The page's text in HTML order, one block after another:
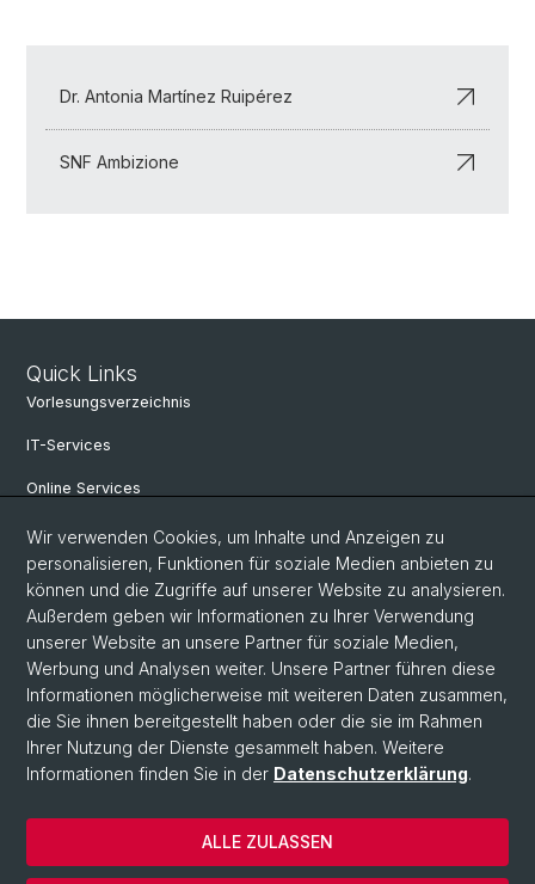
Dr. Antonia Martínez Ruipérez
SNF Ambizione
Quick Links
Vorlesungsverzeichnis
IT-Services
Online Services
Personensuche
Veranstaltungen
Stellenangebote
Archiv eikones NFS Bildkritik 2005 - 2017
© Universität Basel
Datenschutzerklärung
Philosophisch-Historische Fakultät
Wir verwenden Cookies, um Inhalte und Anzeigen zu
personalisieren, Funktionen für soziale Medien anbieten zu
können und die Zugriffe auf unserer Website zu analysieren.
Außerdem geben wir Informationen zu Ihrer Verwendung
unserer Website an unsere Partner für soziale Medien,
Werbung und Analysen weiter. Unsere Partner führen diese
Informationen möglicherweise mit weiteren Daten zusammen,
die Sie ihnen bereitgestellt haben oder die sie im Rahmen
Ihrer Nutzung der Dienste gesammelt haben. Weitere
Informationen finden Sie in der Datenschutzerklärung.
ALLE ZULASSEN